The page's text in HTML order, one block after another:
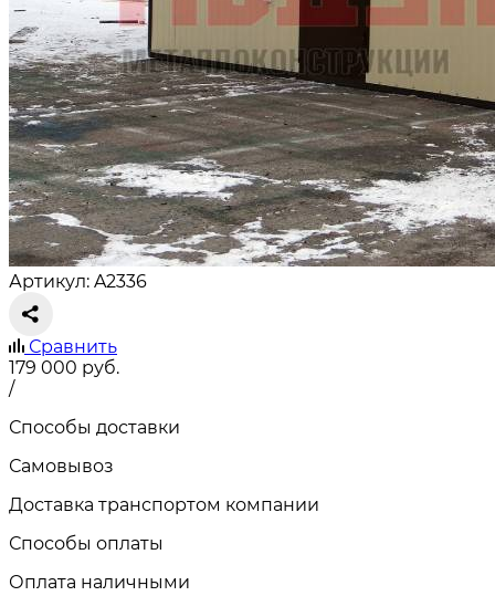
Артикул: A2336
Сравнить
179 000 руб.
/
Способы доставки
Самовывоз
Доставка транспортом компании
Способы оплаты
Оплата наличными